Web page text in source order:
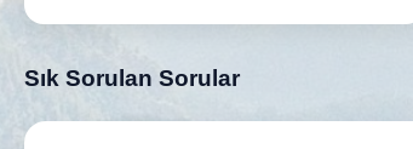
Sık Sorulan Sorular